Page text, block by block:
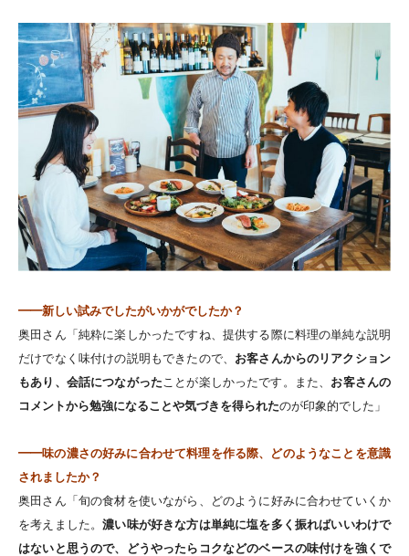
━━新しい試みでしたがいかがでしたか？
奥田さん「純粋に楽しかったですね、提供する際に料理の単純な説明
だけでなく味付けの説明もできたので、 お客さんからのリアクション
もあり、会話につながった ことが楽しかったです。また、 お客さんの
コメントから勉強になることや気づきを得られたのが印象的でした」
━━味の濃さの好みに合わせて料理を作る際、どのようなことを意識
されましたか？
奥田さん「旬の食材を使いながら、どのように好みに合わせていくか
を考えました。濃い味が好きな方は単純に塩を多く振ればいいわけで
はないと思うので、どうやったらコクなどのベースの味付けを強くで